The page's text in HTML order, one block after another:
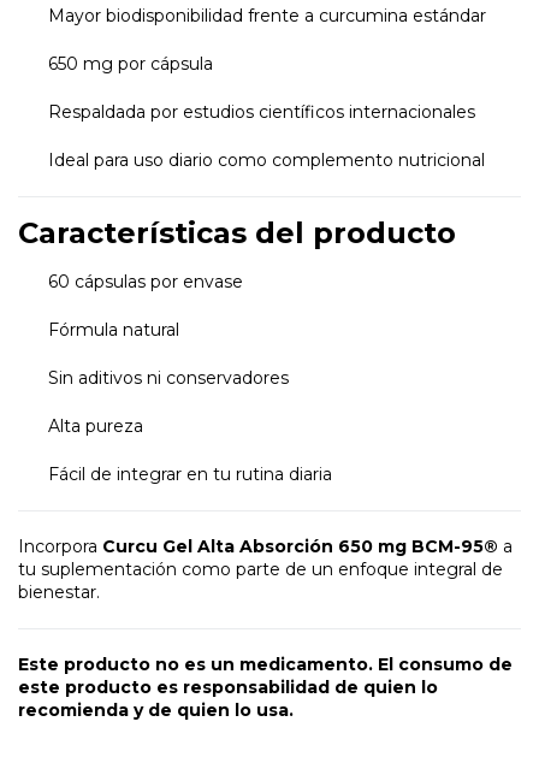
Mayor biodisponibilidad frente a curcumina estándar
650 mg por cápsula
Respaldada por estudios científicos internacionales
Ideal para uso diario como complemento nutricional
Características del producto
60 cápsulas por envase
Fórmula natural
Sin aditivos ni conservadores
Alta pureza
Fácil de integrar en tu rutina diaria
Incorpora Curcu Gel Alta Absorción 650 mg BCM-95® a
tu suplementación como parte de un enfoque integral de
bienestar.
Este producto no es un medicamento. El consumo de
este producto es responsabilidad de quien lo
recomienda y de quien lo usa.